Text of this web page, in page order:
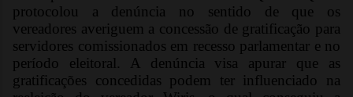
protocolou a denúncia no sentido de que os
vereadores averiguem a concessão de gratificação para
servidores comissionados em recesso parlamentar e no
período eleitoral. A denúncia visa apurar que as
gratificações concedidas podem ter influenciado na